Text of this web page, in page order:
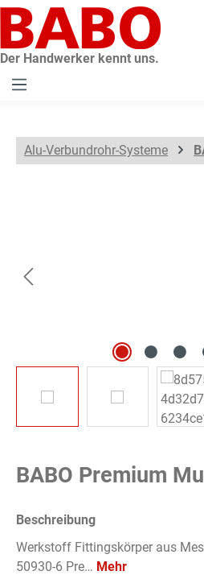
springen
Der Handwerker kennt uns.
Alu-Verbundrohr-Systeme
BABO Premium
Beschreibung
Werkstoff Fittingskörper aus
50930-6 Pre… Mehr